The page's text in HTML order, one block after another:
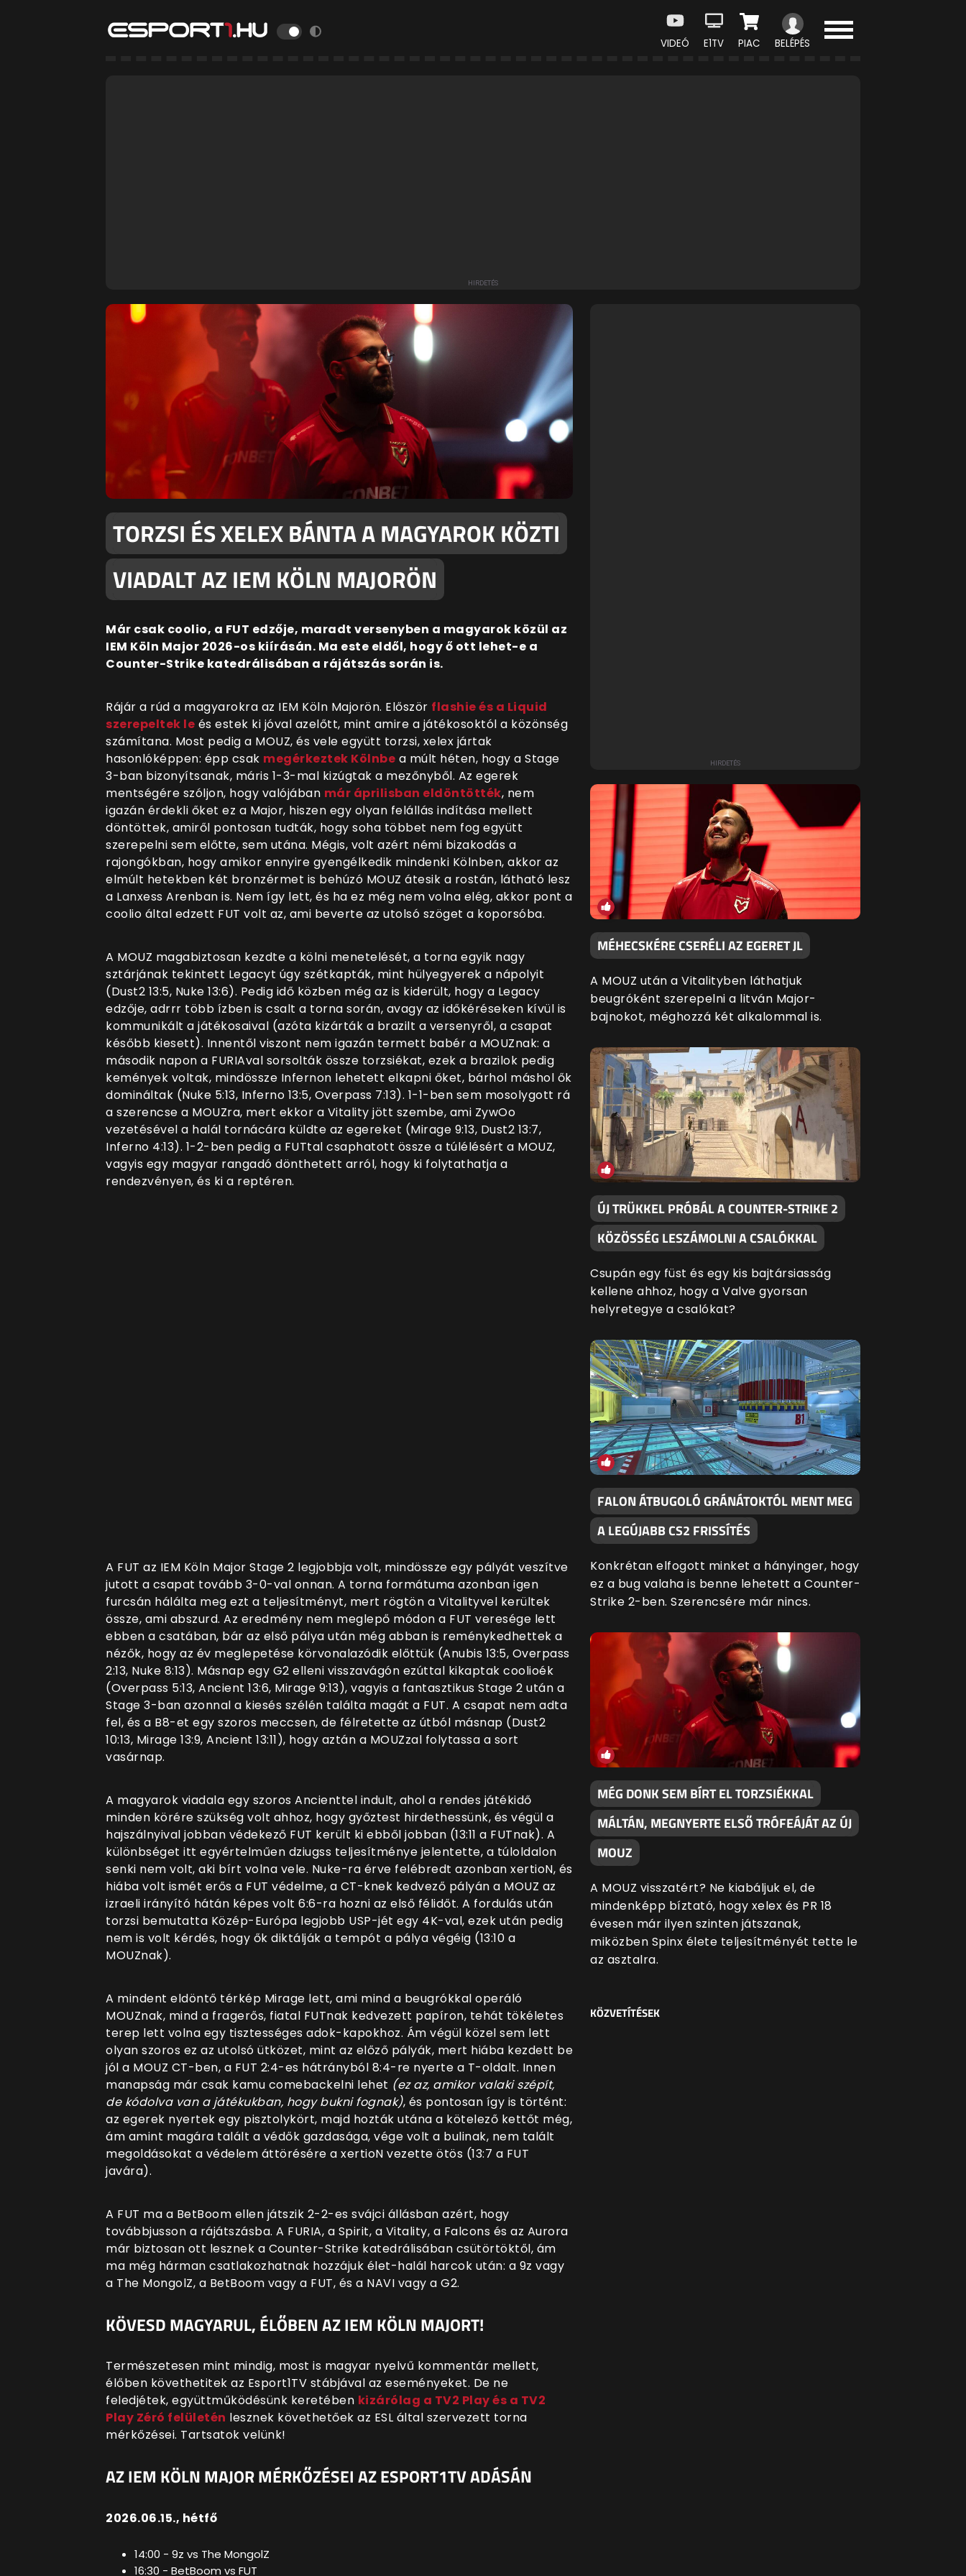
VIDEÓ E1TV PIAC BELÉPÉS
TORZSI ÉS XELEX BÁNTA A MAGYAROK KÖZTI
VIADALT AZ IEM KÖLN MAJORÖN
Már csak coolio, a FUT edzője, maradt versenyben a magyarok közül az
IEM Köln Major 2026-os kiírásán. Ma este eldől, hogy ő ott lehet-e a
Counter-Strike katedrálisában a rájátszás során is.
Rájár a rúd a magyarokra az IEM Köln Majorön. Először flashie és a Liquid
szerepeltek le és estek ki jóval azelőtt, mint amire a játékosoktól a közönség
számítana. Most pedig a MOUZ, és vele együtt torzsi, xelex jártak
hasonlóképpen: épp csak megérkeztek Kölnbe a múlt héten, hogy a Stage
3-ban bizonyítsanak, máris 1-3-mal kizúgtak a mezőnyből. Az egerek
mentségére szóljon, hogy valójában már áprilisban eldöntötték, nem
igazán érdekli őket ez a Major, hiszen egy olyan felállás indítása mellett
döntöttek, amiről pontosan tudták, hogy soha többet nem fog együtt
szerepelni sem előtte, sem utána. Mégis, volt azért némi bizakodás a
rajongókban, hogy amikor ennyire gyengélkedik mindenki Kölnben, akkor az
elmúlt hetekben két bronzérmet is behúzó MOUZ átesik a rostán, látható lesz
a Lanxess Arenban is. Nem így lett, és ha ez még nem volna elég, akkor pont a
coolio által edzett FUT volt az, ami beverte az utolsó szöget a koporsóba.
A MOUZ magabiztosan kezdte a kölni menetelését, a torna egyik nagy
sztárjának tekintett Legacyt úgy szétkapták, mint hülyegyerek a nápolyit
(Dust2 13:5, Nuke 13:6). Pedig idő közben még az is kiderült, hogy a Legacy
edzője, adrrr több ízben is csalt a torna során, avagy az időkéréseken kívül is
kommunikált a játékosaival (azóta kizárták a brazilt a versenyről, a csapat
később kiesett). Innentől viszont nem igazán termett babér a MOUZnak: a
második napon a FURIAval sorsolták össze torzsiékat, ezek a brazilok pedig
kemények voltak, mindössze Infernon lehetett elkapni őket, bárhol máshol ők
domináltak (Nuke 5:13, Inferno 13:5, Overpass 7:13). 1-1-ben sem mosolygott rá
a szerencse a MOUZra, mert ekkor a Vitality jött szembe, ami ZywOo
vezetésével a halál tornácára küldte az egereket (Mirage 9:13, Dust2 13:7,
Inferno 4:13). 1-2-ben pedig a FUTtal csaphatott össze a túlélésért a MOUZ,
vagyis egy magyar rangadó dönthetett arról, hogy ki folytathatja a
rendezvényen, és ki a reptéren.
A FUT az IEM Köln Major Stage 2 legjobbja volt, mindössze egy pályát veszítve
jutott a csapat tovább 3-0-val onnan. A torna formátuma azonban igen
furcsán hálálta meg ezt a teljesítményt, mert rögtön a Vitalityvel kerültek
össze, ami abszurd. Az eredmény nem meglepő módon a FUT veresége lett
ebben a csatában, bár az első pálya után még abban is reménykedhettek a
nézők, hogy az év meglepetése körvonalazódik előttük (Anubis 13:5, Overpass
2:13, Nuke 8:13). Másnap egy G2 elleni visszavágón ezúttal kikaptak coolioék
(Overpass 5:13, Ancient 13:6, Mirage 9:13), vagyis a fantasztikus Stage 2 után a
Stage 3-ban azonnal a kiesés szélén találta magát a FUT. A csapat nem adta
fel, és a B8-et egy szoros meccsen, de félretette az útból másnap (Dust2
10:13, Mirage 13:9, Ancient 13:11), hogy aztán a MOUZzal folytassa a sort
vasárnap.
A magyarok viadala egy szoros Ancienttel indult, ahol a rendes játékidő
minden körére szükség volt ahhoz, hogy győztest hirdethessünk, és végül a
hajszálnyival jobban védekező FUT került ki ebből jobban (13:11 a FUTnak). A
különbséget itt egyértelműen dziugss teljesítménye jelentette, a túloldalon
senki nem volt, aki bírt volna vele. Nuke-ra érve felébredt azonban xertioN, és
hiába volt ismét erős a FUT védelme, a CT-knek kedvező pályán a MOUZ az
izraeli irányító hátán képes volt 6:6-ra hozni az első félidőt. A fordulás után
torzsi bemutatta Közép-Európa legjobb USP-jét egy 4K-val, ezek után pedig
nem is volt kérdés, hogy ők diktálják a tempót a pálya végéig (13:10 a
MOUZnak).
A mindent eldöntő térkép Mirage lett, ami mind a beugrókkal operáló
MOUZnak, mind a fragerős, fiatal FUTnak kedvezett papíron, tehát tökéletes
terep lett volna egy tisztességes adok-kapokhoz. Ám végül közel sem lett
olyan szoros ez az utolsó ütközet, mint az előző pályák, mert hiába kezdett be
jól a MOUZ CT-ben, a FUT 2:4-es hátrányból 8:4-re nyerte a T-oldalt. Innen
manapság már csak kamu comebackelni lehet (ez az, amikor valaki szépít,
de kódolva van a játékukban, hogy bukni fognak), és pontosan így is történt:
az egerek nyertek egy pisztolykört, majd hozták utána a kötelező kettőt még,
ám amint magára talált a védők gazdasága, vége volt a bulinak, nem talált
megoldásokat a védelem áttörésére a xertioN vezette ötös (13:7 a FUT
javára).
A FUT ma a BetBoom ellen játszik 2-2-es svájci állásban azért, hogy
továbbjusson a rájátszásba. A FURIA, a Spirit, a Vitality, a Falcons és az Aurora
már biztosan ott lesznek a Counter-Strike katedrálisában csütörtöktől, ám
ma még hárman csatlakozhatnak hozzájuk élet-halál harcok után: a 9z vagy
a The MongolZ, a BetBoom vagy a FUT, és a NAVI vagy a G2.
KÖVESD MAGYARUL, ÉLŐBEN AZ IEM KÖLN MAJORT!
Természetesen mint mindig, most is magyar nyelvű kommentár mellett,
élőben követhetitek az Esport1TV stábjával az eseményeket. De ne
feledjétek, együttműködésünk keretében kizárólag a TV2 Play és a TV2
Play Zéró felületén lesznek követhetőek az ESL által szervezett torna
mérkőzései. Tartsatok velünk!
AZ IEM KÖLN MAJOR MÉRKŐZÉSEI AZ ESPORT1TV ADÁSÁN
2026.06.15., hétfő
14:00 - 9z vs The MongolZ
16:30 - BetBoom vs FUT
MÉHECSKÉRE CSERÉLI AZ EGERET JL
A MOUZ után a Vitalityben láthatjuk
beugróként szerepelni a litván Major-
bajnokot, méghozzá két alkalommal is.
ÚJ TRÜKKEL PRÓBÁL A COUNTER-STRIKE 2
KÖZÖSSÉG LESZÁMOLNI A CSALÓKKAL
Csupán egy füst és egy kis bajtársiasság
kellene ahhoz, hogy a Valve gyorsan
helyretegye a csalókat?
FALON ÁTBUGOLÓ GRÁNÁTOKTÓL MENT MEG
A LEGÚJABB CS2 FRISSÍTÉS
Konkrétan elfogott minket a hányinger, hogy
ez a bug valaha is benne lehetett a Counter-
Strike 2-ben. Szerencsére már nincs.
MÉG DONK SEM BÍRT EL TORZSIÉKKAL
MÁLTÁN, MEGNYERTE ELSŐ TRÓFEÁJÁT AZ ÚJ
MOUZ
A MOUZ visszatért? Ne kiabáljuk el, de
mindenképp bíztató, hogy xelex és PR 18
évesen már ilyen szinten játszanak,
miközben Spinx élete teljesítményét tette le
az asztalra.
KÖZVETÍTÉSEK